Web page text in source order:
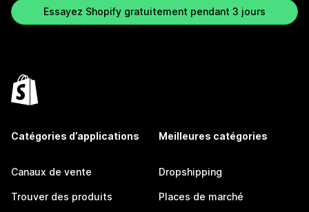
Essayez Shopify gratuitement pendant 3 jours
Catégories d’applications
Canaux de vente
Trouver des produits
Meilleures catégories
Dropshipping
Places de marché